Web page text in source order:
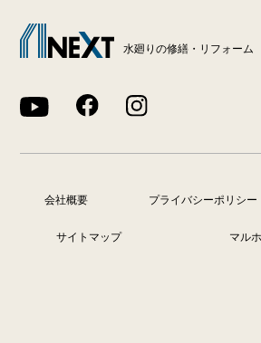
水廻りの修繕・リフォーム
会社概要 プライバシーポリシー
サイトマップ マル